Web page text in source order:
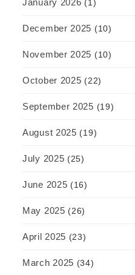
January 2026 (1)
December 2025 (10)
November 2025 (10)
October 2025 (22)
September 2025 (19)
August 2025 (19)
July 2025 (25)
June 2025 (16)
May 2025 (26)
April 2025 (23)
March 2025 (34)